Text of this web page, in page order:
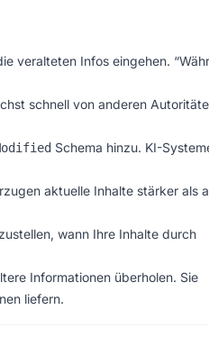
veralteten Infos eingehen.
schnell von anderen
Schema hinzu. KI-
aktuelle Inhalte stärker als
wann Ihre Inhalte durch
Informationen überholen. Sie
liefern.